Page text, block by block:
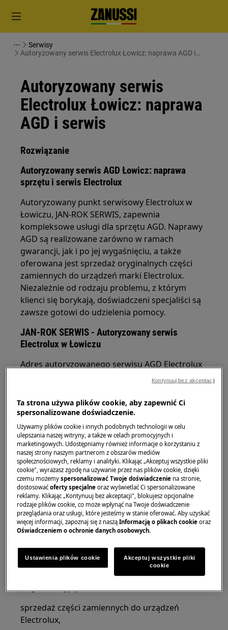
Serwisy
Autoryzowany serwis Electrolux Łowicz: naprawa AGD i
Autoryzowany serwis
Electrolux Łowicz: naprawa
AGD i serwis
Rozwiązanie
Autoryzowany serwis AGD Łowicz: naprawa
sprzętu i serwis Electrolux
Autoryzowany punkt serwisowy Electrolux w
Łowiczu, JAN-ROK SERWIS, zapewnia
kompleksowe usługi dla sprzętu AGD. Naprawy
AGD są realizowane zarówno w ramach
gwarancji, jak i po jej wygaśnięciu, a także
oferowana jest sprzedaż oryginalnych części
zamiennych do urządzeń marki Electrolux.
Niezależnie od rodzaju problemu, z którym
klienci się borykają, doświadczeni specjaliści są
zawsze gotowi do udzielenia pomocy.
JAN-ROK SERWIS - Autoryzowany serwis
Electrolux w Łowiczu
Adres autoryzowanego serwisu AGD Electrolux
ul. Młodzieżowa 23
99-400 Łowicz
Kontakt do autoryzowanego serwisu Electrolux
w Łowiczu
Telefon: 46 830 23 27
E-mail:lowicz@electroserwis.pl
Godziny pracy: poniedziałek-piątek 9-17.
Autoryzowany serwis Electrolux JAN-ROK
obsługę napraw sprzętu AGD Electrolux:
objętych gwarancją oraz w ramach usług
sprzedaż części zamiennych do urządzeń
Electrolux,
Ta strona używa plików cookie, aby zapewnić Ci
spersonalizowane doświadczenie.
Używamy plików cookie i innych podobnych technologii w celu
ulepszania naszej witryny, a także w celach promocyjnych i
marketingowych. Udostępniamy również informacje o korzystaniu z
naszej strony naszym partnerom z obszarów mediów
społecznościowych, reklamy i analityki. Klikając „Akceptuj wszystkie pliki
cookie", wyrażasz zgodę na używanie przez nas plików cookie, dzięki
czemu możemyspersonalizować Twoje doświadczenie na stronie,
dostosowaćoferty specjalne oraz wyświetlać Ci spersonalizowane
reklamy. Klikając „Kontynuuj bez akceptacji", blokujesz opcjonalne
rodzaje plików cookie, co może wpłynąć na Twoje doświadczenie
przeglądania oraz usługi, które jesteśmy w stanie oferować. Aby uzyskać
więcej informacji, zapoznaj się z nasząInformacją o plikach cookie oraz
Oświadczeniem o ochronie danych osobowych.
Ustawienia plików cookie
Akceptuj wszystkie pliki
cookie
Kontynuuj bez akceptacji